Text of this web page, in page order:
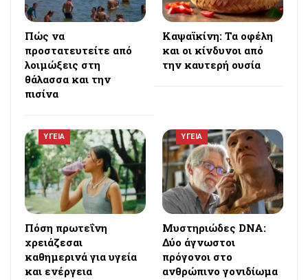
Πώς να
προστατευτείτε από
λοιμώξεις στη
θάλασσα και την
πισίνα
Καψαϊκίνη: Τα οφέλη
και οι κίνδυνοι από
την καυτερή ουσία
ΥΓΕΙΑ
Πόση πρωτεΐνη
χρειάζεσαι
καθημερινά για υγεία
και ενέργεια
ΥΓΕΙΑ
Μυστηριώδες DNA:
Δύο άγνωστοι
πρόγονοι στο
ανθρώπινο γονιδίωμα